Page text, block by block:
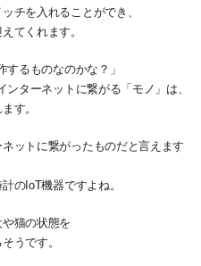
チを入れることができ、
てくれます。
るものなのかな？」
ターネットに繋がる「モノ」は、
す。
ットに繋がったものだと言えます
のIoT機器ですよね。
猫の状態を
うです。